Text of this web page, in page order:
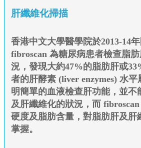
肝纖維化掃描
香港中文大學醫學院於2013-14
fibroscan 為糖尿病患者檢查脂
況，發現大約47%的脂肪肝或
者的肝酵素 (liver enzymes) 水
明簡單的血液檢查肝功能，並不
及肝纖維化的狀況，而
硬度及脂肪含量，對脂肪肝及肝
掌握。